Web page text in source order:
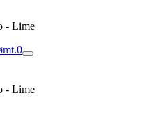
- Lime
0
- Lime